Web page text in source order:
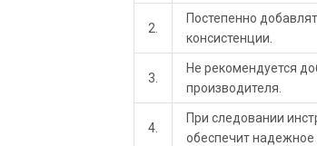
2.
Постепенно
консистенции.
3.
Не рекомендуется
производителя.
4.
При следовании
обеспечит надежное